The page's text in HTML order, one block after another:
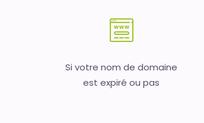
Si votre nom de domaine
est expiré ou pas